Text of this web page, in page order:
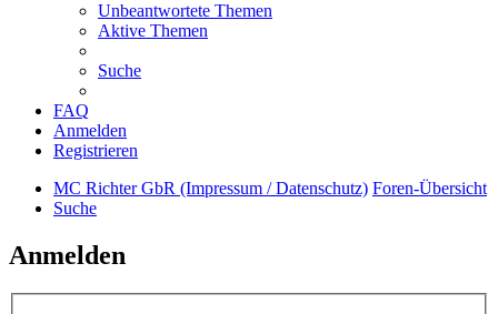
Unbeantwortete Themen
Aktive Themen
Suche
FAQ
Anmelden
Registrieren
MC Richter GbR (Impressum / Datenschutz) Foren-Übersicht
Suche
Anmelden